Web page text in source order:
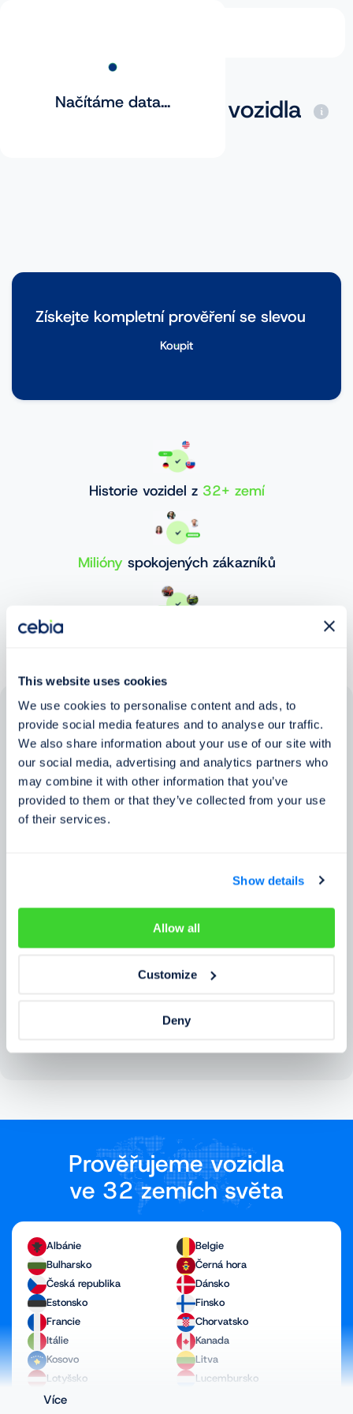
This website uses cookies
We use cookies to personalise content and ads, to
provide social media features and to analyse our traffic.
We also share information about your use of our site with
our social media, advertising and analytics partners who
may combine it with other information that you’ve
provided to them or that they’ve collected from your use
of their services.
Show details
Allow all
Customize
Deny
Načítáme data...
Základní prověření vozidla
Získejte kompletní prověření se slevou
Koupit
Historie vozidel z 32+ zemí
Milióny spokojených zákazníků
Zkušenosti zákazníků
Zjistěte, co o našem prověření říkají lidé
Prověřujeme vozidla
ve 32 zemích světa
Albánie
Belgie
Bulharsko
Černá hora
Česká republika
Dánsko
Estonsko
Finsko
Francie
Chorvatsko
Itálie
Kanada
Kosovo
Litva
Lotyšsko
Lucembursko
Maďarsko
Více